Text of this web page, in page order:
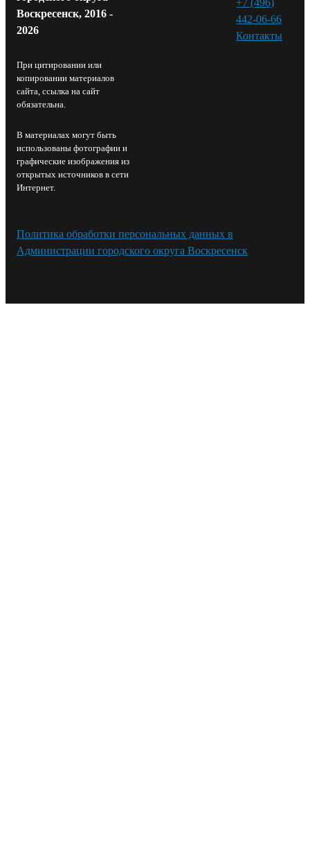
Воскресенск, 2016 -
2026
При цитировании или
копировании материалов
сайта, ссылка на сайт
обязательна.
В материалах могут быть
использованы фотографии и
графические изображения из
открытых источников в сети
Интернет.
442-06-66
Контакты⁠
Политика обработки персональных данных в
Администрации городского округа Воскресенск